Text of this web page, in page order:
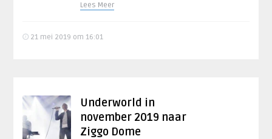
Lees Meer
21 mei 2019 om 16:01
Underworld in
november 2019 naar
Ziggo Dome